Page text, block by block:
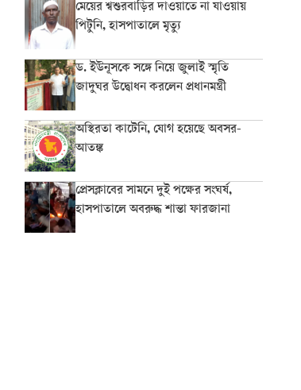
মেয়ের শ্বশুরবাড়ির দাওয়াতে না যাওয়ায়
পিটুনি, হাসপাতালে মৃত্যু
ড. ইউনূসকে সঙ্গে নিয়ে জুলাই স্মৃতি
জাদুঘর উদ্বোধন করলেন প্রধানমন্ত্রী
অস্থিরতা কাটেনি, যোগ হয়েছে অবসর-
আতঙ্ক
প্রেসক্লাবের সামনে দুই পক্ষের সংঘর্ষ,
হাসপাতালে অবরুদ্ধ শান্তা ফারজানা